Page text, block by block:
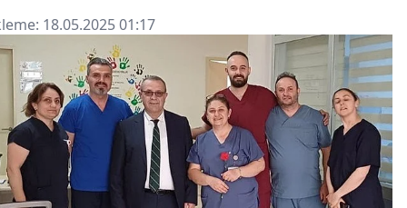
18.05.2025 01:17